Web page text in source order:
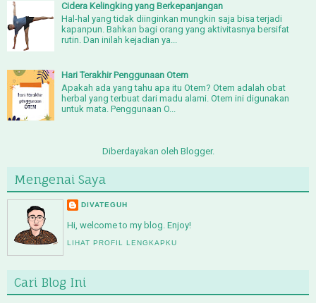
Cidera Kelingking yang Berkepanjangan
Hal-hal yang tidak diinginkan mungkin saja bisa terjadi
kapanpun. Bahkan bagi orang yang aktivitasnya bersifat
rutin. Dan inilah kejadian ya...
Hari Terakhir Penggunaan Otem
Apakah ada yang tahu apa itu Otem? Otem adalah obat
herbal yang terbuat dari madu alami. Otem ini digunakan
untuk mata. Penggunaan O...
Diberdayakan oleh Blogger.
Mengenai Saya
DIVATEGUH
Hi, welcome to my blog. Enjoy!
LIHAT PROFIL LENGKAPKU
Cari Blog Ini